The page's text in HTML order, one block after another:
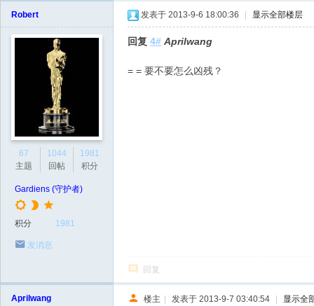
Robert
67
主题
1044
回帖
1981
积分
Gardiens (守护者)
积分 1981
发消息
发表于 2013-9-6 18:00:36 显示全部楼层
回复 4# Aprilwang
= = 要不要怎么凶残？
回复
Aprilwang 楼主 | 发表于 2013-9-7 03:40:54 | 显示全